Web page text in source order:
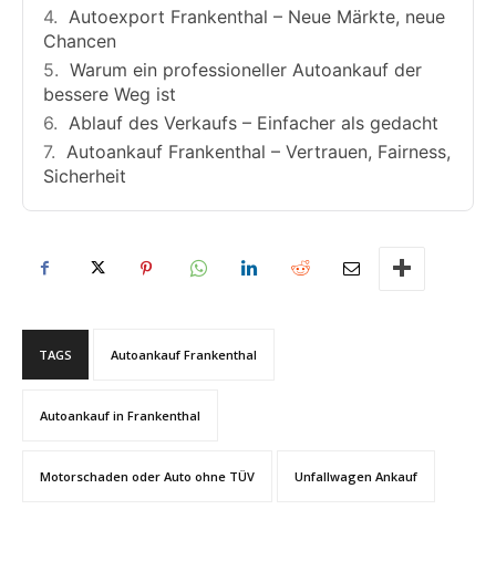
Autoexport Frankenthal – Neue Märkte, neue
Chancen
Warum ein professioneller Autoankauf der
bessere Weg ist
Ablauf des Verkaufs – Einfacher als gedacht
Autoankauf Frankenthal – Vertrauen, Fairness,
Sicherheit
TAGS Autoankauf Frankenthal
Autoankauf in Frankenthal
Motorschaden oder Auto ohne TÜV Unfallwagen Ankauf